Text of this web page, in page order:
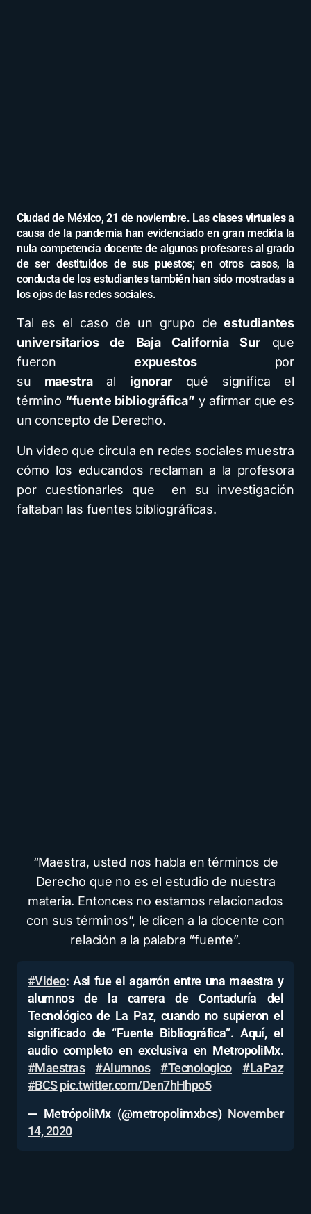
Ciudad de México, 21 de noviembre. Lasclases virtualesa
causa de la pandemia han evidenciado en gran medida la
nula competencia docente de algunos profesores al grado
de ser destituidos de sus puestos; en otros casos, la
conducta de los estudiantes también han sido mostradas a
los ojos de las redes sociales.
Tal es el caso de un grupo de estudiantes
universitarios de Baja California Surque
fueronexpuestospor
su maestraal ignorarqué significa el
término “fuente bibliográfica” y afirmar que es
un concepto de Derecho.
Un video que circula en redes sociales muestra
cómo los educandos reclaman a la profesora
por cuestionarles que en su investigación
faltaban las fuentes bibliográficas.
“Maestra, usted nos habla en términos de
Derecho que no es el estudio de nuestra
materia. Entonces no estamos relacionados
con sus términos”, le dicen a la docente con
relación a la palabra “fuente”.
#Video: Asi fue el agarrón entre una maestra y
alumnos de la carrera de Contaduría del
Tecnológico de La Paz, cuando no supieron el
significado de “Fuente Bibliográfica”. Aquí, el
audio completo en exclusiva en MetropoliMx.
#Maestras
#Alumnos #Tecnologico
#LaPaz
#BCSpic.twitter.com/Den7hHhpo5
— MetrópoliMx (@metropolimxbcs) November
14, 2020